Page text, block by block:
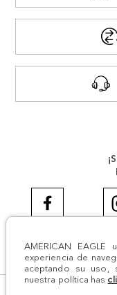
AMERICAN
experiencia de
aceptando su uso,
nuestra política has